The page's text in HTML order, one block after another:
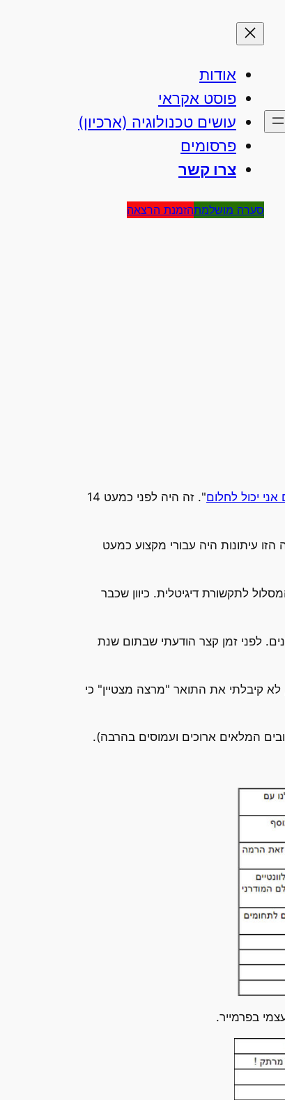
אודות
פוסט אקראי
עושים טכנולוגיה (ארכיון)
פרסומים
צרו קשר
סערה מושלמתהזמנת הרצאה
יכול לחלום
". זה היה לפני כמעט 14
עיתונות היה עבורי מקצוע כמעט
לתקשורת דיגיטלית. כיוון שכבר
לפני זמן קצר הודעתי שבתום שנת
מתוכן, אם כי בתקופת כהונתי כדיקאן, לא קיבלתי את התואר "מרצה מצטיין" כי
המלאים ארוכים ועמוסים בהרבה).
בפרמייר.